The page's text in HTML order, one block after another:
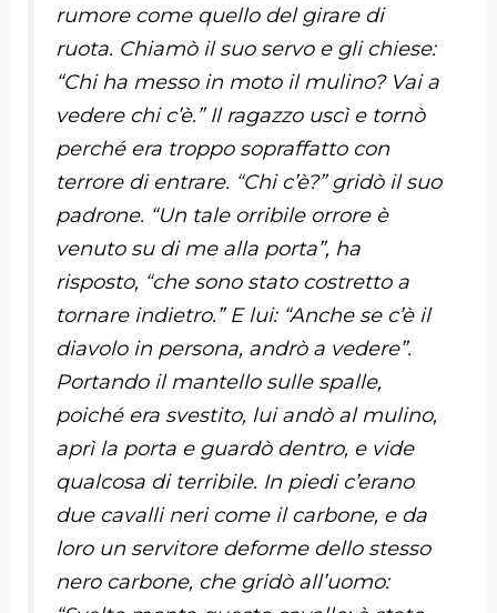
rumore come quello del girare di
ruota. Chiamò il suo servo e gli chiese:
“Chi ha messo in moto il mulino? Vai a
vedere chi c’è.” Il ragazzo uscì e tornò
perché era troppo sopraffatto con
terrore di entrare. “Chi c’è?” gridò il suo
padrone. “Un tale orribile orrore è
venuto su di me alla porta”, ha
risposto, “che sono stato costretto a
tornare indietro.” E lui: “Anche se c’è il
diavolo in persona, andrò a vedere”.
Portando il mantello sulle spalle,
poiché era svestito, lui andò al mulino,
aprì la porta e guardò dentro, e vide
qualcosa di terribile. In piedi c’erano
due cavalli neri come il carbone, e da
loro un servitore deforme dello stesso
nero carbone, che gridò all’uomo: